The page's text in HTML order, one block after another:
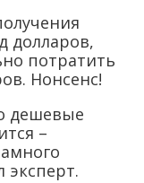
долларов,
потратить
Нонсенс!
дешевые
–
эксперт.